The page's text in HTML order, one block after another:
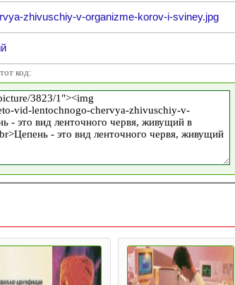
zhivuschiy-v-organizme-korov-i-sviney.jpg
код: